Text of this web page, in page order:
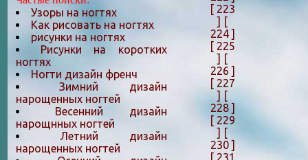
[ 223
] [
224 ]
[ 225
] [
226 ]
[ 227
] [
228 ]
[ 229
] [
230 ]
[ 231
Узоры на ногтях
Как рисовать на ногтях
рисунки на ногтях
Рисунки на коротких
ногтях
Ногти дизайн френч
Зимний дизайн
нарощенных ногтей
Весенний дизайн
нарощнных ногтей
Летний дизайн
нарощенных ногтей